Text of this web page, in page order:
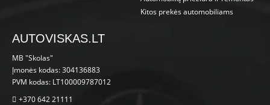
Kitos prekės automobiliams
AUTOVISKAS.LT
MB "Skolas"
Įmonės kodas: 304136883
PVM kodas: LT100009787012
+370 642 21111